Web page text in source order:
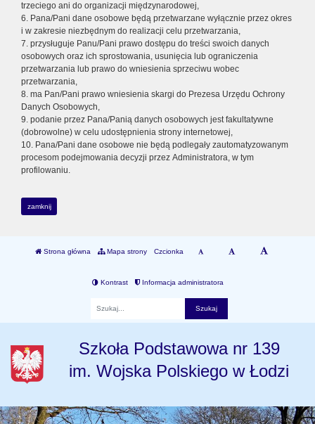
trzeciego ani do organizacji międzynarodowej,
6. Pana/Pani dane osobowe będą przetwarzane wyłącznie przez okres
i w zakresie niezbędnym do realizacji celu przetwarzania,
7. przysługuje Panu/Pani prawo dostępu do treści swoich danych
osobowych oraz ich sprostowania, usunięcia lub ograniczenia
przetwarzania lub prawo do wniesienia sprzeciwu wobec
przetwarzania,
8. ma Pan/Pani prawo wniesienia skargi do Prezesa Urzędu Ochrony
Danych Osobowych,
9. podanie przez Pana/Panią danych osobowych jest fakultatywne
(dobrowolne) w celu udostępnienia strony internetowej,
10. Pana/Pani dane osobowe nie będą podlegały zautomatyzowanym
procesom podejmowania decyzji przez Administratora, w tym
profilowaniu.
zamknij
Strona główna Mapa strony Czcionka
Kontrast Informacja administratora
Szkoła Podstawowa nr 139
im. Wojska Polskiego w Łodzi